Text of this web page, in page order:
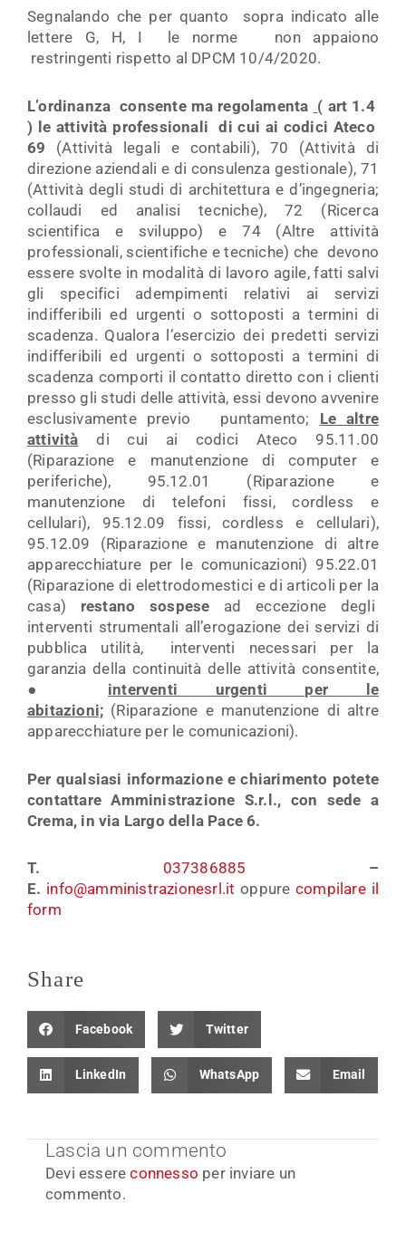
Segnalando che per quanto sopra indicato alle
lettere G, H, I le norme non appaiono
restringenti rispetto al DPCM 10/4/2020.
L’ordinanza consente ma regolamenta ( art 1.4
) le attività professionali di cui ai codici Ateco
69 (Attività legali e contabili), 70 (Attività di
direzione aziendali e di consulenza gestionale), 71
(Attività degli studi di architettura e d’ingegneria;
collaudi ed analisi tecniche), 72 (Ricerca
scientifica e sviluppo) e 74 (Altre attività
professionali, scientifiche e tecniche) che devono
essere svolte in modalità di lavoro agile, fatti salvi
gli specifici adempimenti relativi ai servizi
indifferibili ed urgenti o sottoposti a termini di
scadenza. Qualora l’esercizio dei predetti servizi
indifferibili ed urgenti o sottoposti a termini di
scadenza comporti il contatto diretto con i clienti
presso gli studi delle attività, essi devono avvenire
esclusivamente previo puntamento; Le altre
attività di cui ai codici Ateco 95.11.00
(Riparazione e manutenzione di computer e
periferiche), 95.12.01 (Riparazione e
manutenzione di telefoni fissi, cordless e
cellulari), 95.12.09 fissi, cordless e cellulari),
95.12.09 (Riparazione e manutenzione di altre
apparecchiature per le comunicazioni) 95.22.01
(Riparazione di elettrodomestici e di articoli per la
casa) restano sospese ad eccezione degli
interventi strumentali all’erogazione dei servizi di
pubblica utilità, interventi necessari per la
garanzia della continuità delle attività consentite,
● interventi urgenti per le
abitazioni; (Riparazione e manutenzione di altre
apparecchiature per le comunicazioni).
Per qualsiasi informazione e chiarimento potete
contattare Amministrazione S.r.l., con sede a
Crema, in via Largo della Pace 6.
T. 037386885 –
E. info@amministrazionesrl.it oppurecompilare il
form
Share
Facebook Twitter
LinkedIn WhatsApp Email
Lascia un commento
Devi essereconnesso per inviare un
commento.